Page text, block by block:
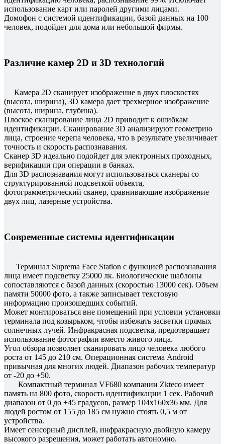
использование карт или паролей другими лицами.
Домофон с системой идентификации, базой данных на 100
человек, подойдет для дома или небольшой фирмы.
Различие камер 2D и 3D технологий
Камера 2D сканирует изображение в двух плоскостях
(высота, ширина), 3D камера дает трехмерное изображение
(высота, ширина, глубина).
Плоское сканирование лица 2D приводит к ошибкам
идентификации. Сканирование 3D анализируют геометрию
лица, строение черепа человека, что в результате увеличивает
точность и скорость распознавания.
Сканер 3D идеально подойдет для электронных проходных,
верификации при операции в банках.
Для 3D распознавания могут использоваться сканеры со
структурированной подсветкой объекта,
фотограмметрический сканер, сравнивающие изображение
двух лиц, лазерные устройства.
Современные системы идентификации
Терминал Suprema Face Station с функцией распознавания
лица имеет подсветку 25000 лк. Биологические шаблоны
сопоставляются с базой данных (скоростью 13000 сек). Объем
памяти 50000 фото, а также записывает текстовую
информацию произошедших событий.
Может монтироваться вне помещений при условии установки
терминала под козырьком, чтобы избежать засветки прямых
солнечных лучей. Инфракрасная подсветка, предотвращает
использование фотографии вместо живого лица.
Угол обзора позволяет сканировать лицо человека любого
роста от 145 до 210 см. Операционная система Android
привычная для многих людей. Диапазон рабочих температур
от -20 до +50.
Компактный терминал VF680 компании Zkteco имеет
память на 800 фото, скорость идентификации 1 сек. Рабочий
диапазон от 0 до +45 градусов, размер 104х160х36 мм. Для
людей ростом от 155 до 185 см нужно стоять 0,5 м от
устройства.
Имеет сенсорный дисплей, инфракрасную двойную камеру
высокого разрешения, может работать автономно.